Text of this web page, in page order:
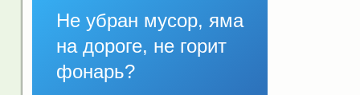
Не убран мусор, яма
на дороге, не горит
фонарь?